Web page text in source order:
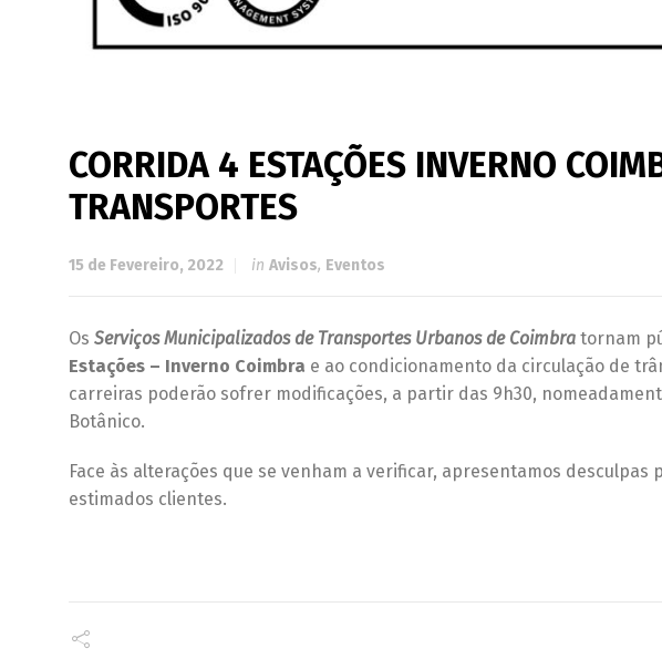
CORRIDA 4 ESTAÇÕES INVERNO
TRANSPORTES
15 de Fevereiro, 2022 in Avisos, Eventos
Os Serviços Municipalizados de Transportes Urbanos de Coimbra tornam
Estações – Inverno Coimbra e ao condicionamento da circulação de
carreiras poderão sofrer modificações, a partir das 9h30, nomeadamente
Botânico.
Face às alterações que se venham a verificar, apresentamos desculpas
estimados clientes.